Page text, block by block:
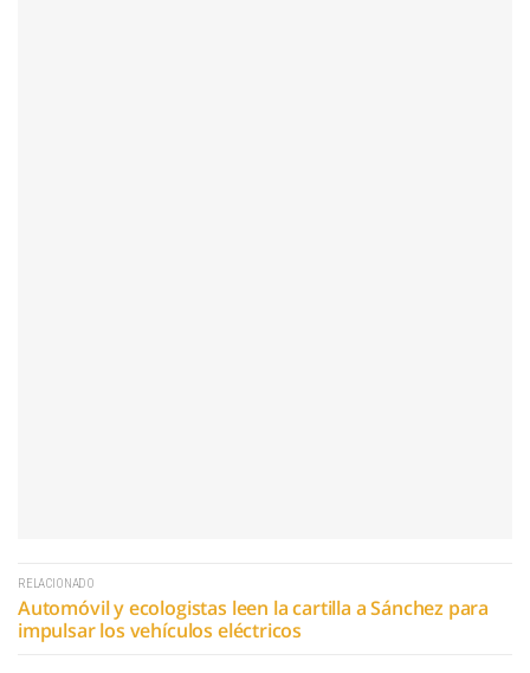
RELACIONADO
Automóvil y ecologistas leen la cartilla a Sánchez para
impulsar los vehículos eléctricos